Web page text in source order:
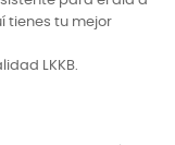
tienes tu mejor
LKKB.